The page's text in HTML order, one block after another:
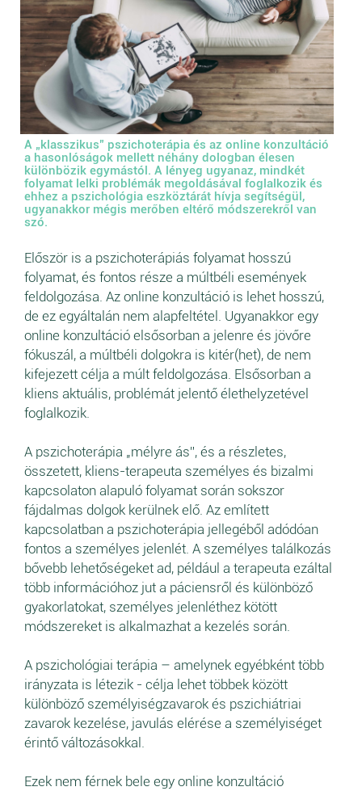
A „klasszikus” pszichoterápia és az online konzultáció
a hasonlóságok mellett néhány dologban élesen
különbözik egymástól. A lényeg ugyanaz, mindkét
folyamat lelki problémák megoldásával foglalkozik és
ehhez a pszichológia eszköztárát hívja segítségül,
ugyanakkor mégis merőben eltérő módszerekről van
szó.
Először is a pszichoterápiás folyamat hosszú
folyamat, és fontos része a múltbéli események
feldolgozása. Az online konzultáció is lehet hosszú,
de ez egyáltalán nem alapfeltétel. Ugyanakkor egy
online konzultáció elsősorban a jelenre és jövőre
fókuszál, a múltbéli dolgokra is kitér(het), de nem
kifejezett célja a múlt feldolgozása. Elsősorban a
kliens aktuális, problémát jelentő élethelyzetével
foglalkozik.
A pszichoterápia „mélyre ás”, és a részletes,
összetett, kliens-terapeuta személyes és bizalmi
kapcsolaton alapuló folyamat során sokszor
fájdalmas dolgok kerülnek elő. Az említett
kapcsolatban a pszichoterápia jellegéből adódóan
fontos a személyes jelenlét. A személyes találkozás
bővebb lehetőségeket ad, például a terapeuta ezáltal
több információhoz jut a páciensről és különböző
gyakorlatokat, személyes jelenléthez kötött
módszereket is alkalmazhat a kezelés során.
A pszichológiai terápia – amelynek egyébként több
irányzata is létezik - célja lehet többek között
különböző személyiségzavarok és pszichiátriai
zavarok kezelése, javulás elérése a személyiséget
érintő változásokkal.
Ezek nem férnek bele egy online konzultáció